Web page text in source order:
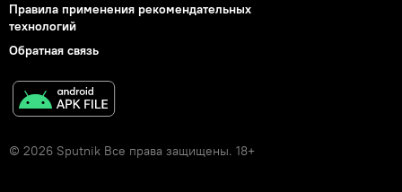
Правила применения рекомендательных
технологий
Обратная связь
© 2026 Sputnik Все права защищены. 18+